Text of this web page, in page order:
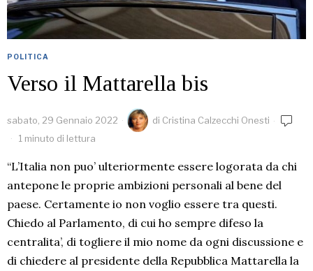
POLITICA
Verso il Mattarella bis
sabato, 29 Gennaio 2022 di Cristina Calzecchi Onesti
1 minuto di lettura
“L’Italia non puo’ ulteriormente essere logorata da chi
antepone le proprie ambizioni personali al bene del
paese. Certamente io non voglio essere tra questi.
Chiedo al Parlamento, di cui ho sempre difeso la
centralita’, di togliere il mio nome da ogni discussione e
di chiedere al presidente della Repubblica Mattarella la